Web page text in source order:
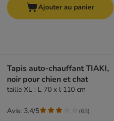
Ajouter au panier
Tapis auto-chauffant TIAKI,
noir pour chien et chat
taille XL : L 70 x l 110 cm
Avis: 3.4/5 (68)